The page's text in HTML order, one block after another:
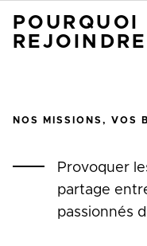
POURQUOI
NOS MISSIONS, VOS
Provoquer
partage
passionnés